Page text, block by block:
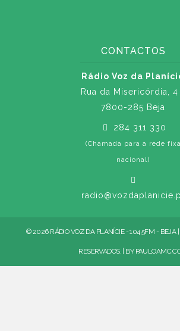
CONTACTOS
Rádio Voz da
Rua da Misericórdia, 4
7800-285 Beja
284 311 330
(Chamada para a rede fixa
nacional)
© 2026 RÁDIO VOZ DA PLANÍCIE - 104.5FM - BEJA |
RESERVADOS. | BY